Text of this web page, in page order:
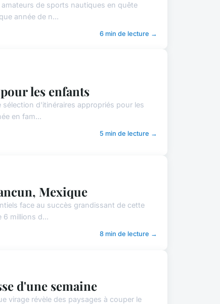
de sports nautiques en quête
année de n...
6 min de lecture →
les enfants
d'itinéraires appropriés pour les
en fam...
5 min de lecture →
Mexique
face au succès grandissant de cette
6 millions d...
8 min de lecture →
d'une semaine
virage révèle des paysages à couper le